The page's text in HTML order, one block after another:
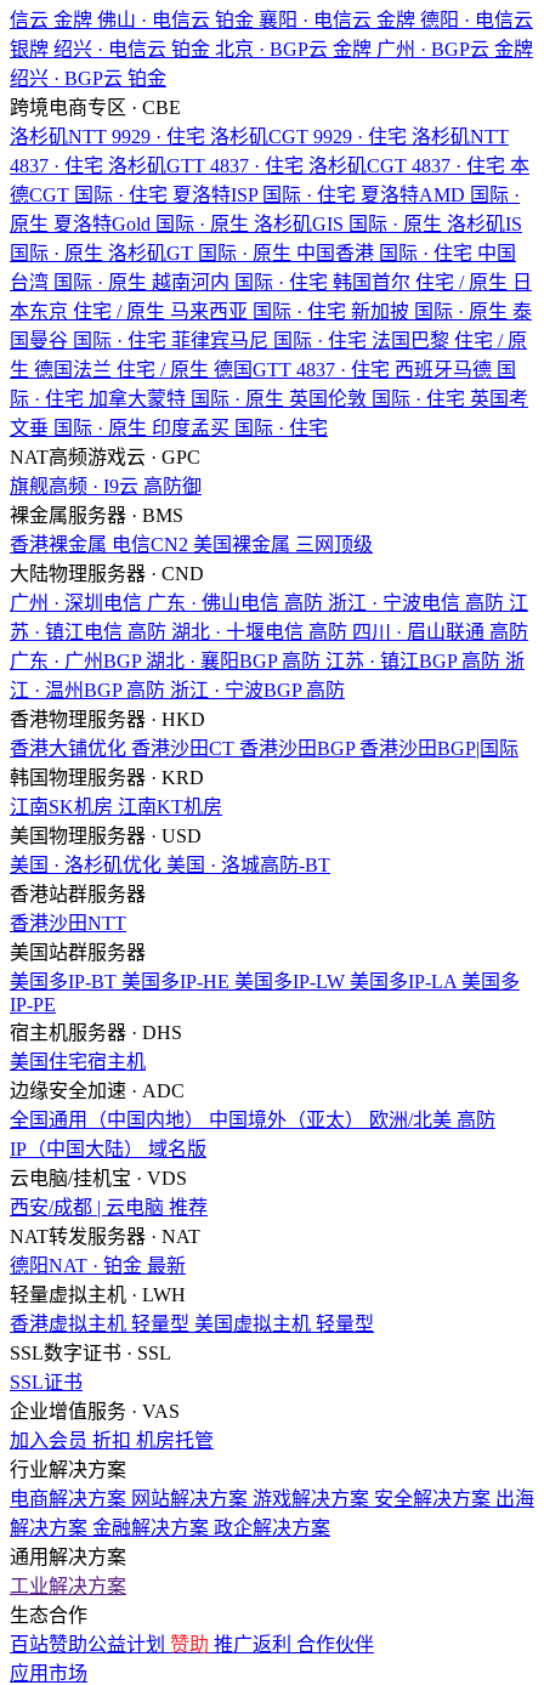
信云 金牌 佛山 · 电信云 铂金 襄阳 · 电信云 金牌 德阳 · 电信云
银牌 绍兴 · 电信云 铂金 北京 · BGP云 金牌 广州 · BGP云 金牌
绍兴 · BGP云 铂金
跨境电商专区 · CBE
洛杉矶NTT 9929 · 住宅 洛杉矶CGT 9929 · 住宅 洛杉矶NTT
4837 · 住宅 洛杉矶GTT 4837 · 住宅 洛杉矶CGT 4837 · 住宅 本
德CGT 国际 · 住宅 夏洛特ISP 国际 · 住宅 夏洛特AMD 国际 ·
原生 夏洛特Gold 国际 · 原生 洛杉矶GIS 国际 · 原生 洛杉矶IS
国际 · 原生 洛杉矶GT 国际 · 原生 中国香港 国际 · 住宅 中国
台湾 国际 · 原生 越南河内 国际 · 住宅 韩国首尔 住宅 / 原生 日
本东京 住宅 / 原生 马来西亚 国际 · 住宅 新加披 国际 · 原生 泰
国曼谷 国际 · 住宅 菲律宾马尼 国际 · 住宅 法国巴黎 住宅 / 原
生 德国法兰 住宅 / 原生 德国GTT 4837 · 住宅 西班牙马德 国
际 · 住宅 加拿大蒙特 国际 · 原生 英国伦敦 国际 · 住宅 英国考
文垂 国际 · 原生 印度孟买 国际 · 住宅
NAT高频游戏云 · GPC
旗舰高频 · I9云 高防御
裸金属服务器 · BMS
香港裸金属 电信CN2 美国裸金属 三网顶级
大陆物理服务器 · CND
广州 · 深圳电信 广东 · 佛山电信 高防 浙江 · 宁波电信 高防 江
苏 · 镇江电信 高防 湖北 · 十堰电信 高防 四川 · 眉山联通 高防
广东 · 广州BGP 湖北 · 襄阳BGP 高防 江苏 · 镇江BGP 高防 浙
江 · 温州BGP 高防 浙江 · 宁波BGP 高防
香港物理服务器 · HKD
香港大铺优化 香港沙田CT 香港沙田BGP 香港沙田BGP|国际
韩国物理服务器 · KRD
江南SK机房 江南KT机房
美国物理服务器 · USD
美国 · 洛杉矶优化 美国 · 洛城高防-BT
香港站群服务器
香港沙田NTT
美国站群服务器
美国多IP-BT 美国多IP-HE 美国多IP-LW 美国多IP-LA 美国多
IP-PE
宿主机服务器 · DHS
美国住宅宿主机
边缘安全加速 · ADC
全国通用（中国内地）
中国境外（亚太） 欧洲/北美 高防
IP（中国大陆）
域名版
云电脑/挂机宝 · VDS
西安/成都 | 云电脑 推荐
NAT转发服务器 · NAT
德阳NAT · 铂金 最新
轻量虚拟主机 · LWH
香港虚拟主机 轻量型 美国虚拟主机 轻量型
SSL数字证书 · SSL
SSL证书
企业增值服务 · VAS
加入会员 折扣 机房托管
行业解决方案
电商解决方案 网站解决方案 游戏解决方案 安全解决方案 出海
解决方案 金融解决方案 政企解决方案
通用解决方案
工业解决方案
生态合作
百站赞助公益计划 赞助 推广返利 合作伙伴
应用市场